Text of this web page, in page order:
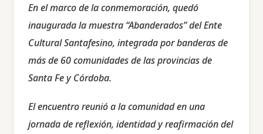
En el marco de la conmemoración, quedó
inaugurada la muestra “Abanderados” del Ente
Cultural Santafesino, integrada por banderas de
más de 60 comunidades de las provincias de
Santa Fe y Córdoba.
El encuentro reunió a la comunidad en una
jornada de reflexión, identidad y reafirmación del